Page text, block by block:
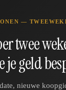
—
twee
je geld
nieuwe